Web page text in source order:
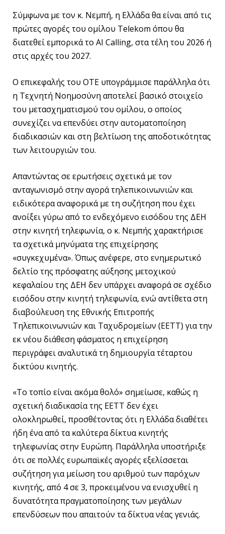
Σύμφωνα με τον κ. Νεμπή, η Ελλάδα θα είναι από τις
πρώτες αγορές του ομίλου Telekom όπου θα
διατεθεί εμπορικά το AI Calling, στα τέλη του 2026 ή
στις αρχές του 2027.
Ο επικεφαλής του ΟΤΕ υπογράμμισε παράλληλα ότι
η Τεχνητή Νοημοσύνη αποτελεί βασικό στοιχείο
του μετασχηματισμού του ομίλου, ο οποίος
συνεχίζει να επενδύει στην αυτοματοποίηση
διαδικασιών και στη βελτίωση της αποδοτικότητας
των λειτουργιών του.
Απαντώντας σε ερωτήσεις σχετικά με τον
ανταγωνισμό στην αγορά τηλεπικοινωνιών και
ειδικότερα αναφορικά με τη συζήτηση που έχει
ανοίξει γύρω από το ενδεχόμενο εισόδου της ΔΕΗ
στην κινητή τηλεφωνία, ο κ. Νεμπής χαρακτήρισε
τα σχετικά μηνύματα της επιχείρησης
«συγκεχυμένα». Όπως ανέφερε, στο ενημερωτικό
δελτίο της πρόσφατης αύξησης μετοχικού
κεφαλαίου της ΔΕΗ δεν υπάρχει αναφορά σε σχέδιο
εισόδου στην κινητή τηλεφωνία, ενώ αντίθετα στη
διαβούλευση της Εθνικής Επιτροπής
Τηλεπικοινωνιών και Ταχυδρομείων (ΕΕΤΤ) για την
εκ νέου διάθεση φάσματος η επιχείρηση
περιγράφει αναλυτικά τη δημιουργία τέταρτου
δικτύου κινητής.
«Το τοπίο είναι ακόμα θολό» σημείωσε, καθώς η
σχετική διαδικασία της ΕΕΤΤ δεν έχει
ολοκληρωθεί, προσθέτοντας ότι η Ελλάδα διαθέτει
ήδη ένα από τα καλύτερα δίκτυα κινητής
τηλεφωνίας στην Ευρώπη. Παράλληλα υποστήριξε
ότι σε πολλές ευρωπαϊκές αγορές εξελίσσεται
συζήτηση για μείωση του αριθμού των παρόχων
κινητής, από 4 σε 3, προκειμένου να ενισχυθεί η
δυνατότητα πραγματοποίησης των μεγάλων
επενδύσεων που απαιτούν τα δίκτυα νέας γενιάς.